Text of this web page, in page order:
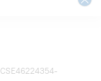
CSE46224354-